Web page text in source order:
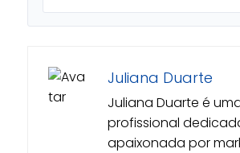
Juliana Duarte
Juliana Duarte é
profissional
apaixonada por